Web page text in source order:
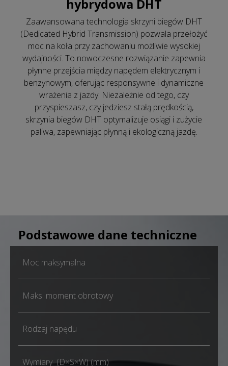
hybrydowa DHT
Zaawansowana technologia skrzyni biegów DHT
(Dedicated Hybrid Transmission) pozwala przełożyć
moc na koła przy zachowaniu możliwie wysokiej
wydajności. To nowoczesne rozwiązanie zapewnia
płynne przejścia między napędem elektrycznym i
benzynowym, oferując responsywne i dynamiczne
wrażenia z jazdy. Niezależnie od tego, czy
przyspieszasz, czy jedziesz stałą prędkością,
skrzynia biegów DHT optymalizuje osiągi i zużycie
paliwa, zapewniając płynną i ekologiczną jazdę.
Podstawowe dane techniczne
Moc maksymalna
Maks. moment obrotowy
Rodzaj napędu
Wymiary (D×S×W) (mm)